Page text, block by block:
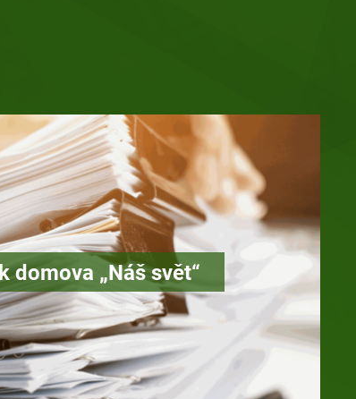
domova „Náš svět“